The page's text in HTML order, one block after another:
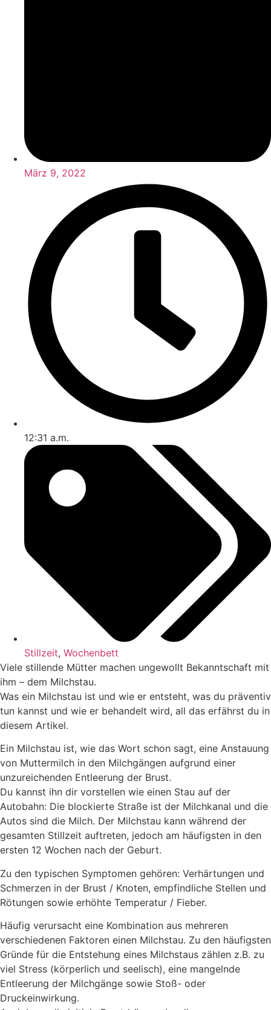
März 9, 2022
12:31 a.m.
Stillzeit, Wochenbett
Viele stillende Mütter machen ungewollt Bekanntschaft mit
ihm – dem Milchstau.
Was ein Milchstau ist und wie er entsteht, was du präventiv
tun kannst und wie er behandelt wird, all das erfährst du in
diesem Artikel.
Ein Milchstau ist, wie das Wort schon sagt, eine Anstauung
von Muttermilch in den Milchgängen aufgrund einer
unzureichenden Entleerung der Brust.
Du kannst ihn dir vorstellen wie einen Stau auf der
Autobahn: Die blockierte Straße ist der Milchkanal und die
Autos sind die Milch. Der Milchstau kann während der
gesamten Stillzeit auftreten, jedoch am häufigsten in den
ersten 12 Wochen nach der Geburt.
Zu den typischen Symptomen gehören: Verhärtungen und
Schmerzen in der Brust / Knoten, empfindliche Stellen und
Rötungen sowie erhöhte Temperatur / Fieber.
Häufig verursacht eine Kombination aus mehreren
verschiedenen Faktoren einen Milchstau. Zu den häufigsten
Gründe für die Entstehung eines Milchstaus zählen z.B. zu
viel Stress (körperlich und seelisch), eine mangelnde
Entleerung der Milchgänge sowie Stoß- oder
Druckeinwirkung.